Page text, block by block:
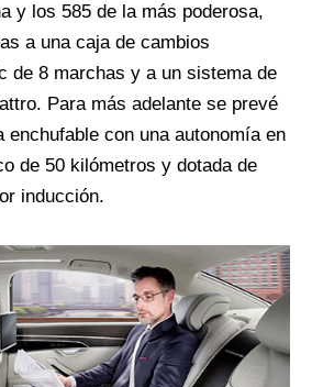
y los 585 de la más poderosa,
a una caja de cambios
de 8 marchas y a un sistema de
Para más adelante se prevé
enchufable con una autonomía en
de 50 kilómetros y dotada de
inducción.